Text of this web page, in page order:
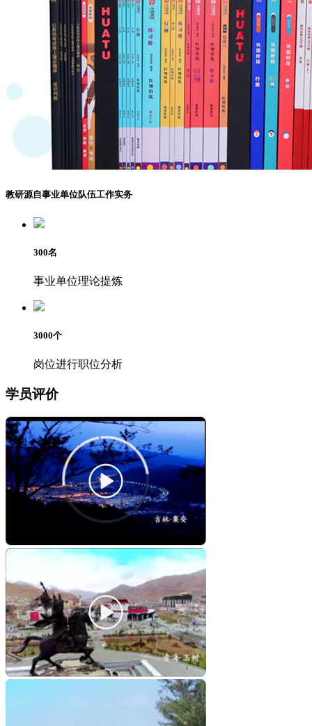
教研源自事业单位队伍工作实务
300名
事业单位理论提炼
3000个
岗位进行职位分析
学员评价